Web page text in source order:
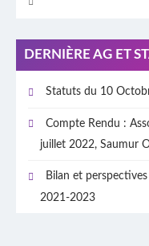
DERNIÈRE AG ET
Statuts du 10
Compte Rendu :
juillet 2022, Saumur
Bilan et
2021-2023